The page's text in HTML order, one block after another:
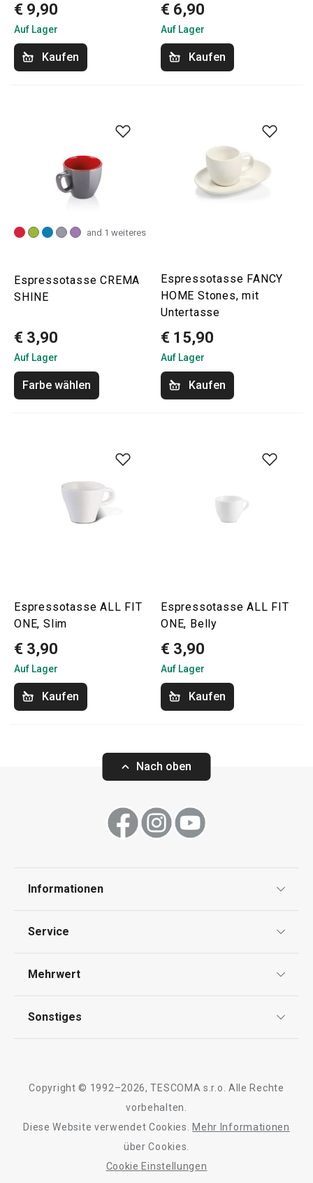
€ 9,90
Auf Lager
Kaufen
€ 6,90
Auf Lager
Kaufen
and 1 weiteres
Espressotasse CREMA
SHINE
€ 3,90
Auf Lager
Farbe wählen
Espressotasse FANCY
HOME Stones, mit
Untertasse
€ 15,90
Auf Lager
Kaufen
Espressotasse ALL FIT
ONE, Slim
€ 3,90
Auf Lager
Kaufen
Espressotasse ALL FIT
ONE, Belly
€ 3,90
Auf Lager
Kaufen
Nach oben
Informationen
Impressum
Service
Rückgabe von Waren/Reklamation
Mehrwert
Sonstiges
Barrierefreiheit
Copyright © 1992–2026, TESCOMA s.r.o. Alle Rechte
vorbehalten.
Diese Website verwendet Cookies.
Mehr Informationen
über Cookies.
Cookie Einstellungen